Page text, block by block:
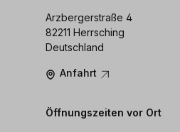
Arzbergerstraße 4
82211 Herrsching
Deutschland
Anfahrt
Öffnungszeiten vor Ort